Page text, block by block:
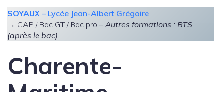
SOYAUX – Lycée Jean-Albert Grégoire
→ CAP / Bac GT / Bac pro – Autres formations : BTS
(après le bac)
Charente-